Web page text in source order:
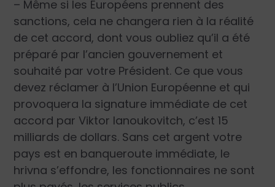
– Même si les Européens prennent des
sanctions, cela ne changera rien à la réalité
de cet accord, dont vous oubliez qu’il a été
préparé par l’ancien gouvernement et
souhaité par votre Président. Ce que vous
devez réclamer à l’Union Européenne et qui
provoquera la signature immédiate de cet
accord par Viktor Ianoukovitch, c’est 15
milliards de dollars. Sans cet argent votre
pays est en banqueroute immédiate, le
hrivna s’effondre, les fonctionnaires ne sont